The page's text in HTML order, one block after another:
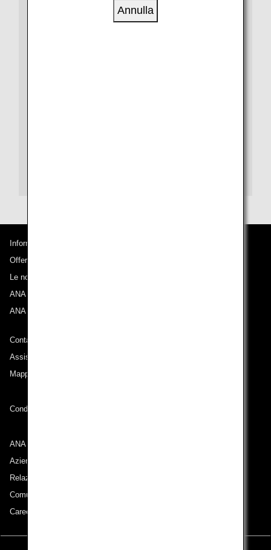
Informazioni su ANA
Offerte e annunci
Le nostre destinazioni
ANA Experience
ANA Mileage Club
Contatti ANA
Assistenza tecnica (Accessibilità)
Mappa del sito
Condizioni di trasporto
ANA Group
Aziende appartenenti al gruppo
Relazioni con gli azionisti
Comunicati stampa
Careers (English Only)
Annulla